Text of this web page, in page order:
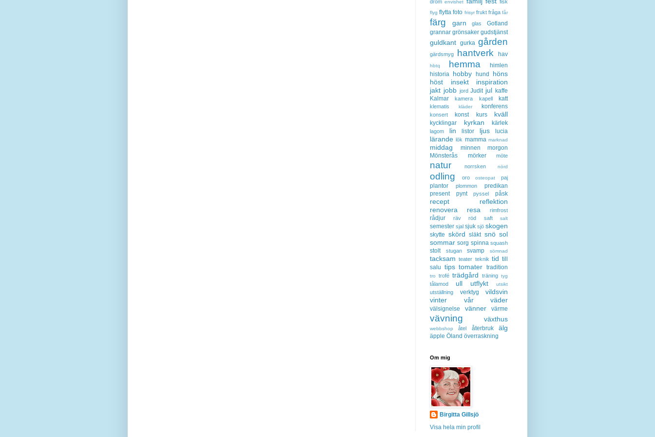
dröm envishet fisk
flyg flytta foto frisyr frukt fråga får
färg garn glas
Gotland
grannar grönsaker gudstjänst
guldkant gurka gården
gärdsmyg hantverk hav
hbtq hemma
himlen
historia hobby hund
höns
höst
insekt
inspiration
jakt jobb jord Judit jul kaffe
Kalmar
kamera kapell katt
klematis kläder konferens
konsert konst kurs kväll
kycklingar kyrkan kärlek
lagom lin listor ljus lucia
lärande lök mamma marknad
middag minnen
morgon
Mönsterås
mörker möte
natur norrsken nörd
odling oro osteopat paj
plantor plommon
predikan
present
pynt pyssel påsk
recept
reflektion
renovera
resa rimfrost
rådjur räv röd saft salt
semester sjal sjuk sjö skogen
skytte skörd släkt snö sol
sommar sorg spinna squash
stolt stugan svamp sömnad
tacksam teater teknik tid till
salu tips tomater tradition
tro trofé trädgård träning tyg
tålamod ull utflykt utsikt
utställning verktyg
vildsvin
vinter
vår väder
välsignelse vänner värme
vävning växthus
webbshop åtel återbruk älg
äpple Öland överraskning
Om mig
Birgitta Gillsjö
Visa hela min profil